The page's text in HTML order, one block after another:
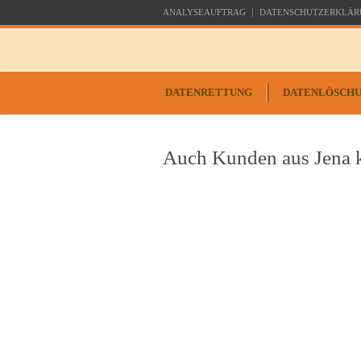
ANALYSEAUFTRAG
DATENRETTUNG
Auch Kunden aus